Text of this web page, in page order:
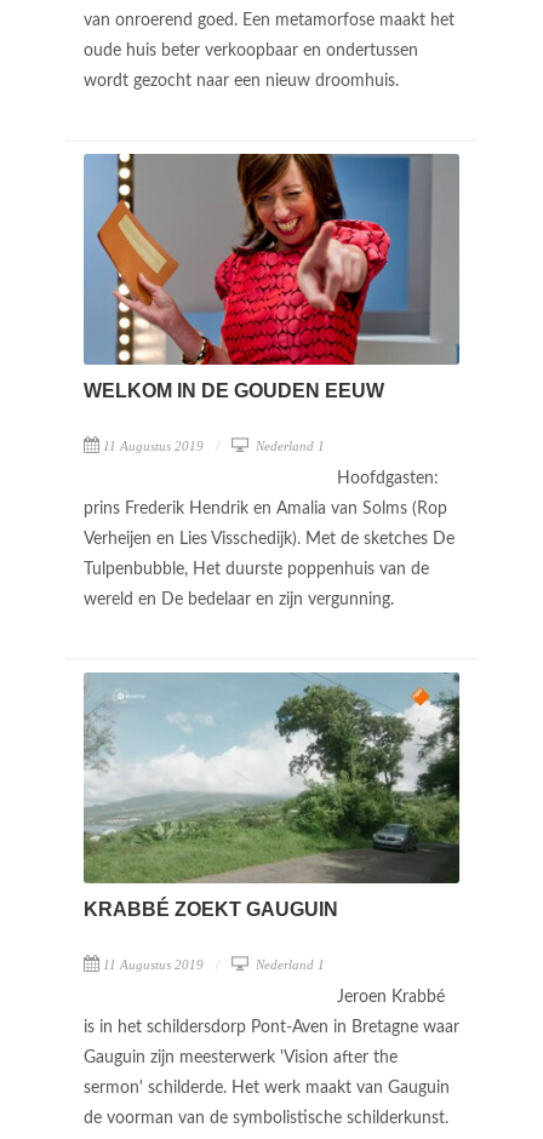
van onroerend goed. Een metamorfose maakt het
oude huis beter verkoopbaar en ondertussen
wordt gezocht naar een nieuw droomhuis.
WELKOM IN DE GOUDEN EEUW
11 Augustus 2019 Nederland 1
Hoofdgasten:
prins Frederik Hendrik en Amalia van Solms (Rop
Verheijen en Lies Visschedijk). Met de sketches De
Tulpenbubble, Het duurste poppenhuis van de
wereld en De bedelaar en zijn vergunning.
KRABBÉ ZOEKT GAUGUIN
11 Augustus 2019 Nederland 1
Jeroen Krabbé
is in het schildersdorp Pont-Aven in Bretagne waar
Gauguin zijn meesterwerk 'Vision after the
sermon' schilderde. Het werk maakt van Gauguin
de voorman van de symbolistische schilderkunst.